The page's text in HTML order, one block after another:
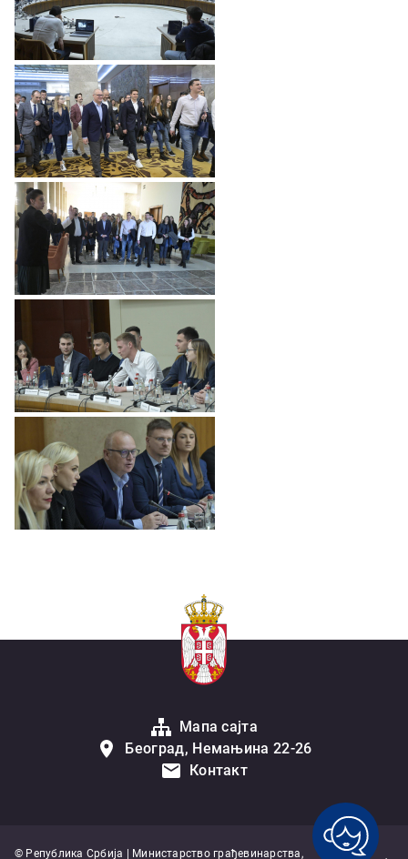
Мапа сајта
Београд, Немањина 22-26
Контакт
© Република Србија | Министарство грађевинарства,